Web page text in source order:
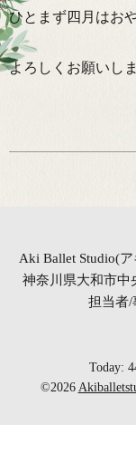
ひとまず四月はお
よろしくお願いしま
Aki Ballet Studio(
神奈川県大和市中
担当者/
Today:
©2026